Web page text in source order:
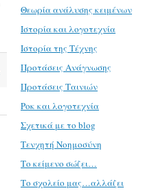
Θεωρία ανάλυσης κειμένων
Ιστορία και λογοτεχνία
Ιστορία της Τέχνης
Προτάσεις Ανάγνωσης
Προτάσεις Ταινιών
Ροκ και λογοτεχνία
Σχετικά με το blog
Τενχητή Νοημοσύνη
Το κείμενο σώζει…
Το σχολείο μας…αλλάζει